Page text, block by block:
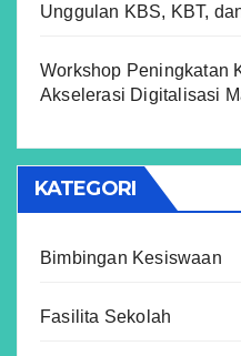
Unggulan KBS, KBT,
Workshop Peningkatan
Akselerasi Digitalisasi
KATEGORI
Bimbingan Kesiswaan
Fasilita Sekolah